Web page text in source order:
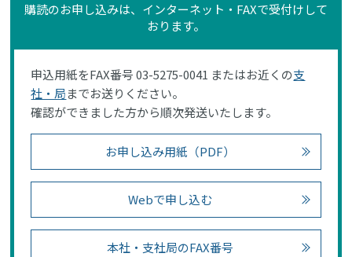
購読のお申し込みは、インターネット・FAXで受付けして
おります。
申込用紙をFAX番号 03-5275-0041 またはお近くの支
社・局までお送りください。
確認ができました方から順次発送いたします。
お申し込み用紙（PDF）
Webで申し込む
本社・支社局のFAX番号